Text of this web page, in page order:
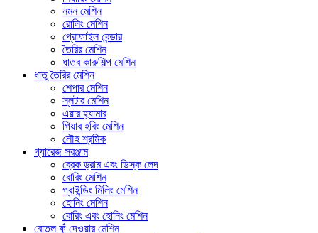
নমন মেশিন
রোলিং মেশিন
প্রোফাইল বেন্ডার
তৈরির মেশিন
ধাতব কারুশিল্প মেশিন
ধাতু তৈরির মেশিন
শেপার মেশিন
স্লটার মেশিন
এয়ার হ্যামার
গিয়ার হবিং মেশিন
লৌহ শ্রমিক
গ্যারেজ সরঞ্জাম
ব্রেক ড্রাম এবং ডিস্ক লেদ
বোরিং মেশিন
গ্রাইন্ডিং মিলিং মেশিন
হোনিং মেশিন
বোরিং এবং হোনিং মেশিন
বোতল ফুঁ দেওয়ার মেশিন